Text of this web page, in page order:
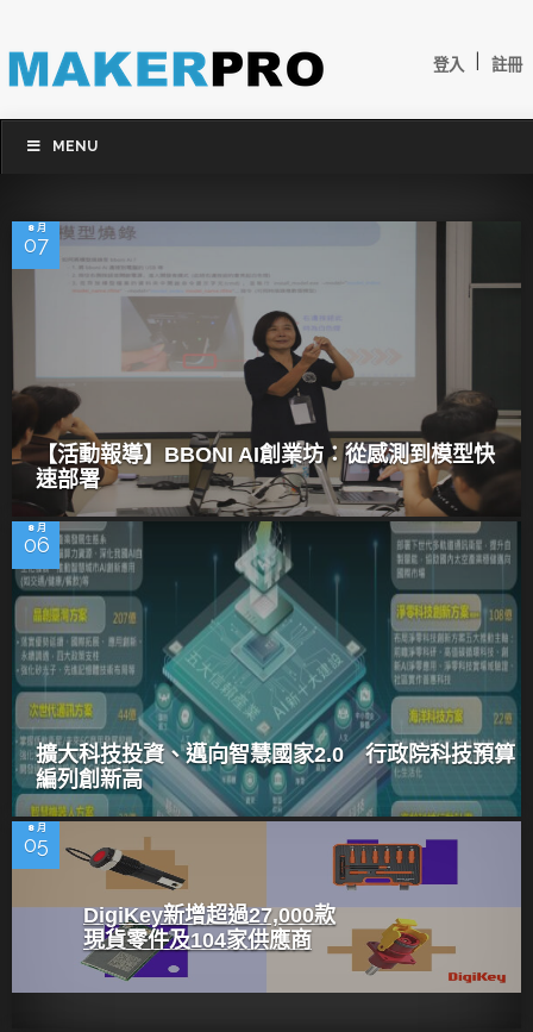
登入 註冊
MENU
8 月
07
【活動報導】BBONI AI創業坊：從感測到模型快
速部署
8 月
06
擴大科技投資、邁向智慧國家2.0 行政院科技預算
編列創新高
8 月
05
DigiKey新增超過27,000款
現貨零件及104家供應商